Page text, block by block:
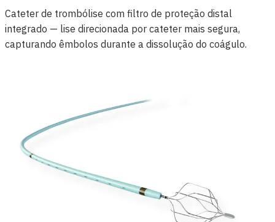
Cateter de trombólise com filtro de proteção distal
integrado — lise direcionada por cateter mais segura,
capturando êmbolos durante a dissolução do coágulo.